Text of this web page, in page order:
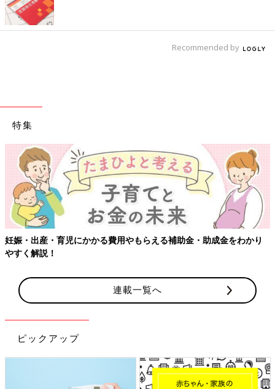
Recommended by
特集
妊娠・出産・育児にかかる費用やもらえる補助金・助成金をわかり
やすく解説！
連載一覧へ
ピックアップ